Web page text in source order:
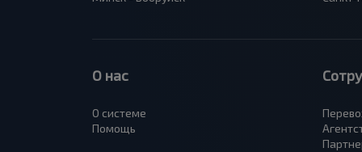
О нас
О системе
Помощь